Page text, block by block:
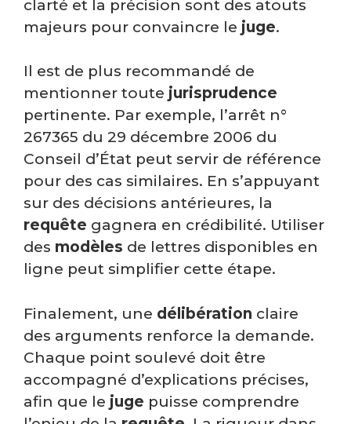
clarté et la précision sont des atouts
majeurs pour convaincre le juge.
Il est de plus recommandé de
mentionner toute jurisprudence
pertinente. Par exemple, l’arrêt n°
267365 du 29 décembre 2006 du
Conseil d’État peut servir de référence
pour des cas similaires. En s’appuyant
sur des décisions antérieures, la
requête gagnera en crédibilité. Utiliser
des modèles de lettres disponibles en
ligne peut simplifier cette étape.
Finalement, une délibération claire
des arguments renforce la demande.
Chaque point soulevé doit être
accompagné d’explications précises,
afin que le juge puisse comprendre